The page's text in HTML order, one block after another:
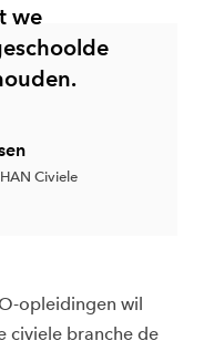
we
Civiele
opleidingen wil
civiele branche de